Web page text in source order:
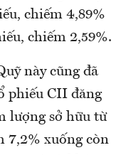
chiếm 4,89%
chiếm 2,59%.
này cũng đã
phiếu CII đăng
lượng sở hữu từ
7,2% xuống còn